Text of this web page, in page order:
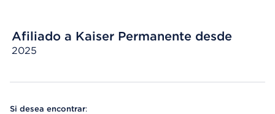
Afiliado a Kaiser Permanente desde
2025
Si desea encontrar: